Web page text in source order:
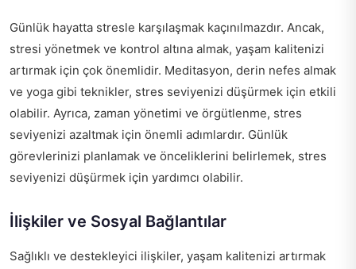
Günlük hayatta stresle karşılaşmak kaçınılmazdır. Ancak,
stresi yönetmek ve kontrol altına almak, yaşam kalitenizi
artırmak için çok önemlidir. Meditasyon, derin nefes almak
ve yoga gibi teknikler, stres seviyenizi düşürmek için etkili
olabilir. Ayrıca, zaman yönetimi ve örgütlenme, stres
seviyenizi azaltmak için önemli adımlardır. Günlük
görevlerinizi planlamak ve önceliklerini belirlemek, stres
seviyenizi düşürmek için yardımcı olabilir.
İlişkiler ve Sosyal Bağlantılar
Sağlıklı ve destekleyici ilişkiler, yaşam kalitenizi artırmak